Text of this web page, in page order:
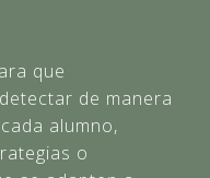
que
de manera
alumno,
o